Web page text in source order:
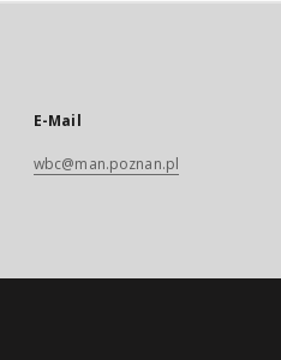
E-Mail
wbc@man.poznan.pl